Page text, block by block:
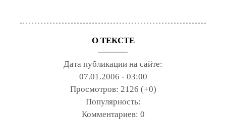
О ТЕКСТЕ
Дата публикации на сайте:
07.01.2006 - 03:00
Просмотров: 2126 (+0)
Популярность:
Комментариев: 0